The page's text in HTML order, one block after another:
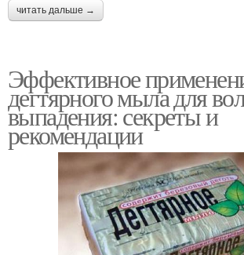
читать дальше →
Эффективное
дегтярного мыла для
выпадения: секреты и
рекомендации